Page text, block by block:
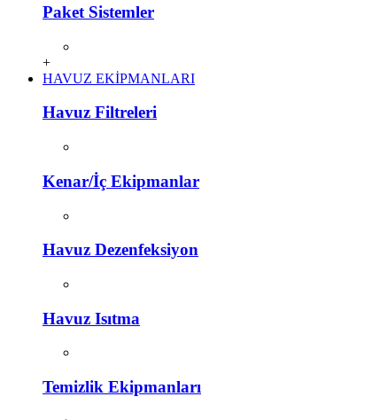
Paket Sistemler
+
HAVUZ EKİPMANLARI
Havuz Filtreleri
Kenar/İç Ekipmanlar
Havuz Dezenfeksiyon
Havuz Isıtma
Temizlik Ekipmanları